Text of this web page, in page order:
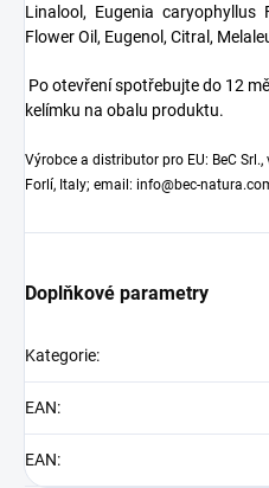
Linalool, Eugenia caryophyllus
Flower Oil, Eugenol, Citral,
Po otevření spotřebujte do 12
kelímku na obalu produktu.
Výrobce a distributor pro EU: BeC
Forlí, Italy; email: info@bec-
Doplňkové parametry
Kategorie:
EAN:
EAN: